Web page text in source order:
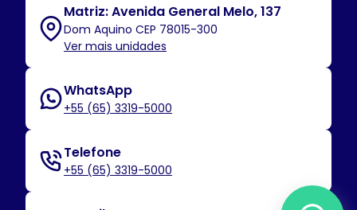
Matriz: Avenida General Melo, 137
Dom Aquino CEP 78015-300
Ver mais unidades
WhatsApp
+55 (65) 3319-5000
Telefone
+55 (65) 3319-5000